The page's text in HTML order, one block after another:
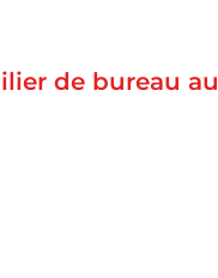
de bureau au